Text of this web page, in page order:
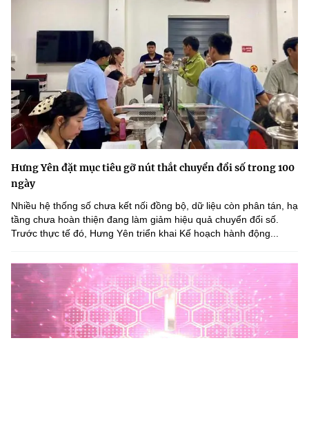
Hưng Yên đặt mục tiêu gỡ nút thắt chuyển đổi số trong 100
ngày
Nhiều hệ thống số chưa kết nối đồng bộ, dữ liệu còn phân tán, hạ
tầng chưa hoàn thiện đang làm giảm hiệu quả chuyển đổi số.
Trước thực tế đó, Hưng Yên triển khai Kế hoạch hành động...